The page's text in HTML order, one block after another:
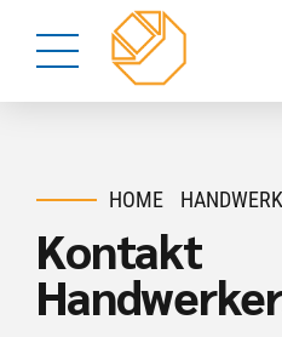
HOME
Kontakt